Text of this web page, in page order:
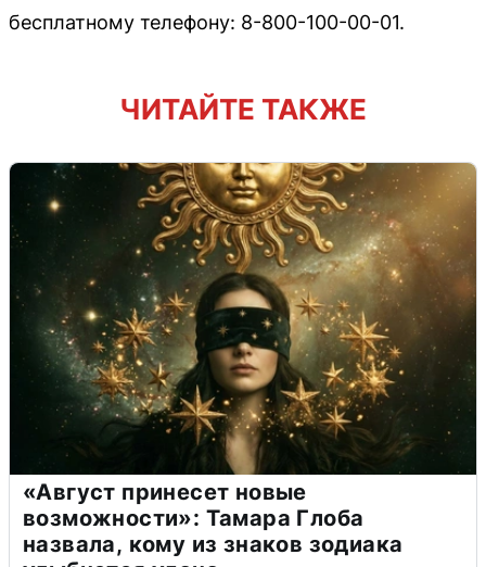
бесплатному телефону: 8-800-100-00-01.
ЧИТАЙТЕ ТАКЖЕ
«Август принесет новые
возможности»: Тамара Глоба
назвала, кому из знаков зодиака